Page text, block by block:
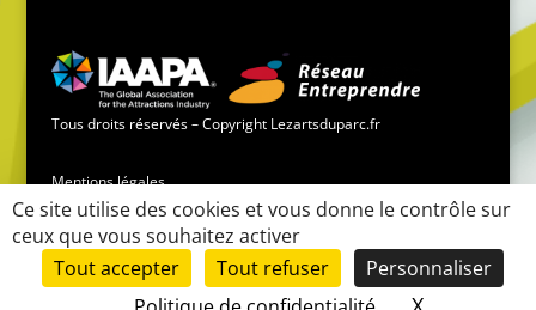
Tous droits réservés – Copyright Lezartsduparc.fr
Mentions légales
Conditions générales de vente
Mise en place du site : LK-communication.fr
Ce site utilise des cookies et vous donne le contrôle sur
ceux que vous souhaitez activer
Tout accepter
Tout refuser
Personnaliser